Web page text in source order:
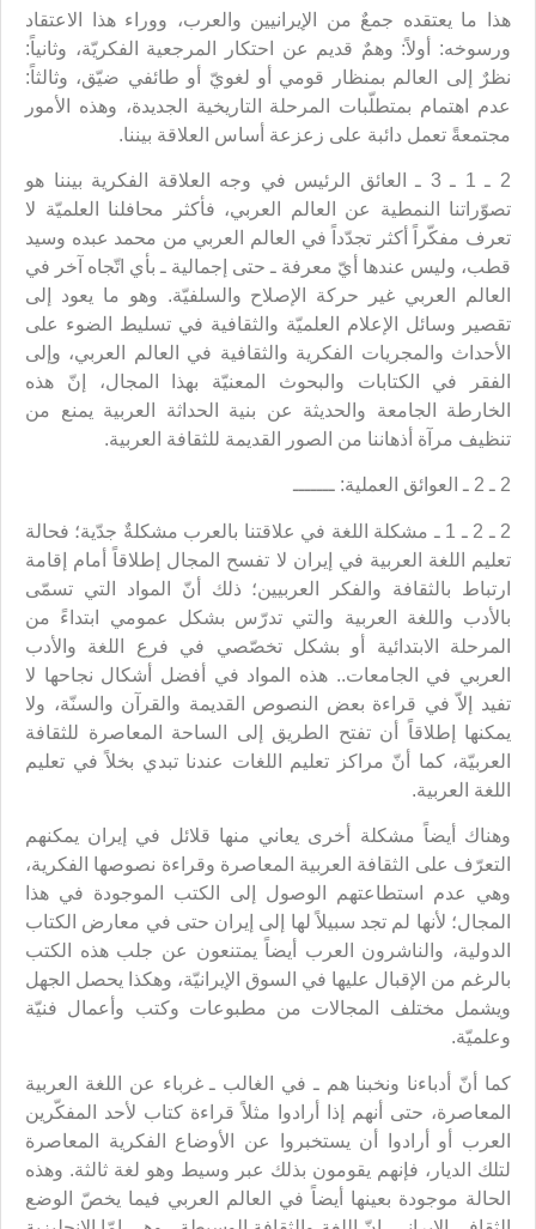
هذا ما يعتقده جمعٌ من الإيرانيين والعرب، ووراء هذا الاعتقاد
ورسوخه: أولاً: وهمٌ قديم عن احتكار المرجعية الفكريّة، وثانياً:
نظرٌ إلى العالم بمنظار قومي أو لغويّ أو طائفي ضيّق، وثالثاً:
عدم اهتمام بمتطلّبات المرحلة التاريخية الجديدة، وهذه الأمور
مجتمعةً تعمل دائبة على زعزعة أساس العلاقة بيننا.
2 ـ 1 ـ 3 ـ العائق الرئيس في وجه العلاقة الفكرية بيننا هو
تصوّراتنا النمطية عن العالم العربي، فأكثر محافلنا العلميّة لا
تعرف مفكّراً أكثر تجدّداً في العالم العربي من محمد عبده وسيد
قطب، وليس عندها أيّ معرفة ـ حتى إجمالية ـ بأي اتّجاه آخر في
العالم العربي غير حركة الإصلاح والسلفيّة. وهو ما يعود إلى
تقصير وسائل الإعلام العلميّة والثقافية في تسليط الضوء على
الأحداث والمجريات الفكرية والثقافية في العالم العربي، وإلى
الفقر في الكتابات والبحوث المعنيّة بهذا المجال، إنّ هذه
الخارطة الجامعة والحديثة عن بنية الحداثة العربية يمنع من
تنظيف مرآة أذهاننا من الصور القديمة للثقافة العربية.
2 ـ 2 ـ العوائق العملية: ـــــــ
2 ـ 2 ـ 1 ـ مشكلة اللغة في علاقتنا بالعرب مشكلةٌ جدّية؛ فحالة
تعليم اللغة العربية في إيران لا تفسح المجال إطلاقاً أمام إقامة
ارتباط بالثقافة والفكر العربيين؛ ذلك أنّ المواد التي تسمّى
بالأدب واللغة العربية والتي تدرّس بشكل عمومي ابتداءً من
المرحلة الابتدائية أو بشكل تخصّصي في فرع اللغة والأدب
العربي في الجامعات.. هذه المواد في أفضل أشكال نجاحها لا
تفيد إلاّ في قراءة بعض النصوص القديمة والقرآن والسنّة، ولا
يمكنها إطلاقاً أن تفتح الطريق إلى الساحة المعاصرة للثقافة
العربيّة، كما أنّ مراكز تعليم اللغات عندنا تبدي بخلاً في تعليم
اللغة العربية.
وهناك أيضاً مشكلة أخرى يعاني منها قلائل في إيران يمكنهم
التعرّف على الثقافة العربية المعاصرة وقراءة نصوصها الفكرية،
وهي عدم استطاعتهم الوصول إلى الكتب الموجودة في هذا
المجال؛ لأنها لم تجد سبيلاً لها إلى إيران حتى في معارض الكتاب
الدولية، والناشرون العرب أيضاً يمتنعون عن جلب هذه الكتب
بالرغم من الإقبال عليها في السوق الإيرانيّة، وهكذا يحصل الجهل
ويشمل مختلف المجالات من مطبوعات وكتب وأعمال فنيّة
وعلميّة.
كما أنّ أدباءنا ونخبنا هم ـ في الغالب ـ غرباء عن اللغة العربية
المعاصرة، حتى أنهم إذا أرادوا مثلاً قراءة كتاب لأحد المفكّرين
العرب أو أرادوا أن يستخبروا عن الأوضاع الفكرية المعاصرة
لتلك الديار، فإنهم يقومون بذلك عبر وسيط وهو لغة ثالثة. وهذه
الحالة موجودة بعينها أيضاً في العالم العربي فيما يخصّ الوضع